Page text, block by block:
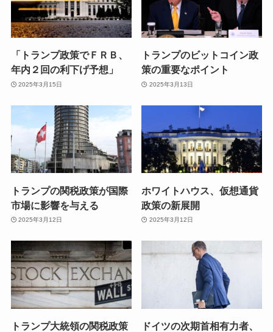
「トランプ政策でＦＲＢ、
年内２回の利下げ予想」
2025年3月15日
トランプのビットコイン政
策の重要なポイント
2025年3月13日
トランプの関税政策が国際
市場に影響を与える
2025年3月12日
ホワイトハウス、仮想通貨
政策の新展開
2025年3月12日
トランプ大統領の関税政策
ドイツの次期首相有力者、